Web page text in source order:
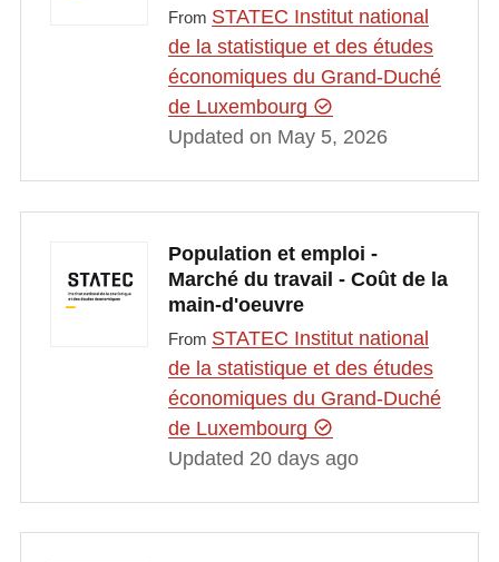
From STATEC Institut national
de la statistique et des études
économiques du Grand-Duché
de Luxembourg
Updated on May 5, 2026
Population et emploi -
Marché du travail - Coût de la
main-d'oeuvre
From STATEC Institut national
de la statistique et des études
économiques du Grand-Duché
de Luxembourg
Updated 20 days ago